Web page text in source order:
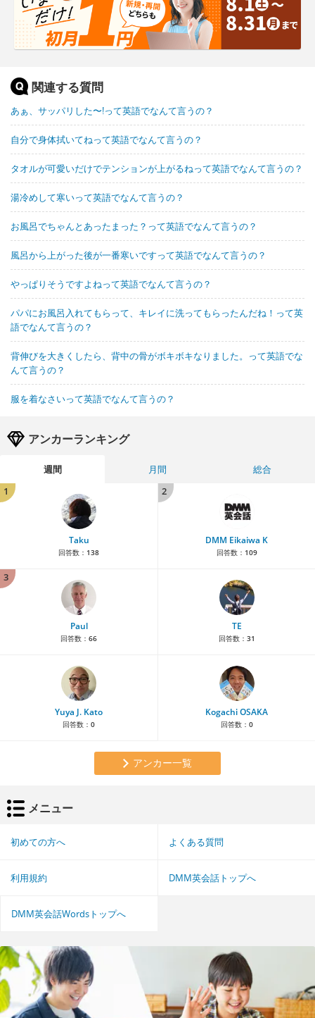
関連する質問
あぁ、サッパリした〜!って英語でなんて言うの？
自分で身体拭いてねって英語でなんて言うの？
タオルが可愛いだけでテンションが上がるねって英語でなんて言うの？
湯冷めして寒いって英語でなんて言うの？
お風呂でちゃんとあったまった？って英語でなんて言うの？
風呂から上がった後が一番寒いですって英語でなんて言うの？
やっぱりそうですよねって英語でなんて言うの？
パパにお風呂入れてもらって、キレイに洗ってもらったんだね！って英
語でなんて言うの？
背伸びを大きくしたら、背中の骨がボキボキなりました。って英語でな
んて言うの？
服を着なさいって英語でなんて言うの？
アンカーランキング
週間 月間
総合
1
Taku
回答数： 138
2
DMM Eikaiwa K
回答数： 109
3
Paul
回答数： 66
TE
回答数： 31
Yuya J. Kato
回答数： 0
Kogachi OSAKA
回答数： 0
アンカー一覧
メニュー
初めての方へ よくある質問
利用規約 DMM英会話トップへ
DMM英会話Wordsトップへ